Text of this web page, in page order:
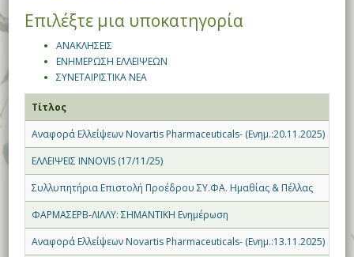
Επιλέξτε μια υποκατηγορία
ΑΝΑΚΛΗΣΕΙΣ
ΕΝΗΜΕΡΩΣΗ ΕΛΛΕΙΨΕΩΝ
ΣΥΝΕΤΑΙΡΙΣΤΙΚΑ ΝΕΑ
Τίτλος
Αναφορά Ελλείψεων Novartis Pharmaceuticals- (Ενημ.:20.11.2025)
ΕΛΛΕΙΨΕΙΣ INNOVIS (17/11/25)
Συλλυπητήρια Επιστολή Προέδρου ΣΥ.ΦΑ. Ημαθίας & Πέλλας
ΦΑΡΜΑΣΕΡΒ-ΛΙΛΛΥ: ΣΗΜΑΝΤΙΚΗ Ενημέρωση
Αναφορά Ελλείψεων Novartis Pharmaceuticals- (Ενημ.:13.11.2025)